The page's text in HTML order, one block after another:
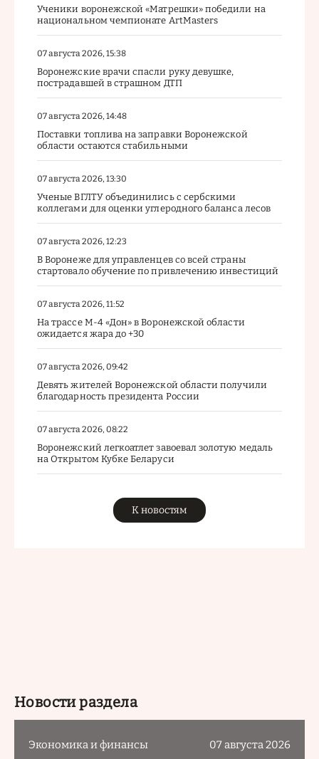
Ученики воронежской «Матрешки» победили на
национальном чемпионате ArtMasters
07 августа 2026, 15:38
Воронежские врачи спасли руку девушке,
пострадавшей в страшном ДТП
07 августа 2026, 14:48
Поставки топлива на заправки Воронежской
области остаются стабильными
07 августа 2026, 13:30
Ученые ВГЛТУ объединились с сербскими
коллегами для оценки углеродного баланса лесов
07 августа 2026, 12:23
В Воронеже для управленцев со всей страны
стартовало обучение по привлечению инвестиций
07 августа 2026, 11:52
На трассе М-4 «Дон» в Воронежской области
ожидается жара до +30
07 августа 2026, 09:42
Девять жителей Воронежской области получили
благодарность президента России
07 августа 2026, 08:22
Воронежский легкоатлет завоевал золотую медаль
на Открытом Кубке Беларуси
К новостям
Новости раздела
Экономика и финансы 07 августа 2026